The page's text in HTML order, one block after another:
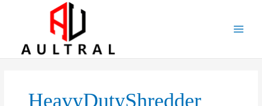
HeavyDutyShredder